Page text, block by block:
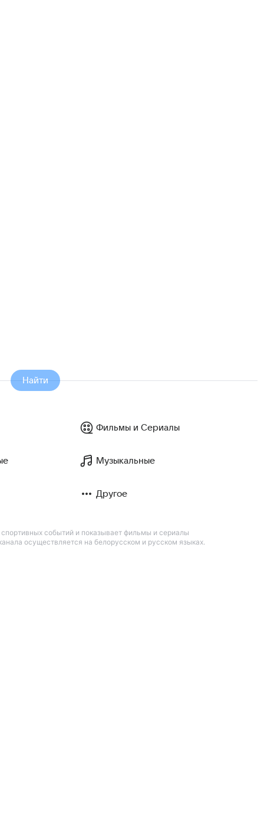
Найти
Фильмы и Сериалы
Музыкальные
Другое
событий и показывает фильмы и сериалы
осуществляется на белорусском и русском языках.